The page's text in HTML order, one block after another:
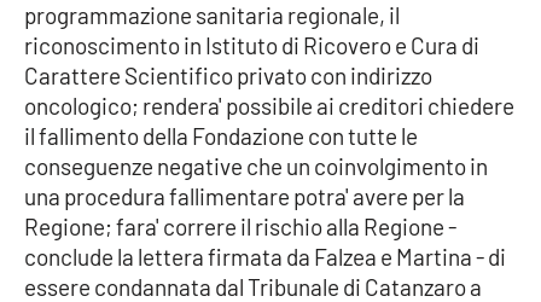
Lacitymag.it
Lacapitalenews.it
Ilreggino.it
Cosenzachannel.it
Ilvibonese.it
programmazione sanitaria regionale, il
riconoscimento in Istituto di Ricovero e Cura di
Carattere Scientifico privato con indirizzo
oncologico; rendera' possibile ai creditori chiedere
il fallimento della Fondazione con tutte le
conseguenze negative che un coinvolgimento in
una procedura fallimentare potra' avere per la
Regione; fara' correre il rischio alla Regione -
conclude la lettera firmata da Falzea e Martina - di
essere condannata dal Tribunale di Catanzaro a